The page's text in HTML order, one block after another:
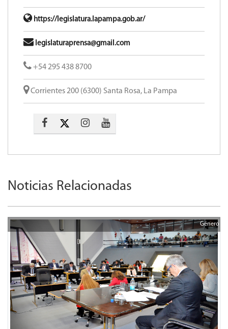
https://legislatura.lapampa.gob.ar/
legislaturaprensa@gmail.com
+54 295 438 8700
Corrientes 200 (6300) Santa Rosa, La Pampa
Noticias Relacionadas
Género